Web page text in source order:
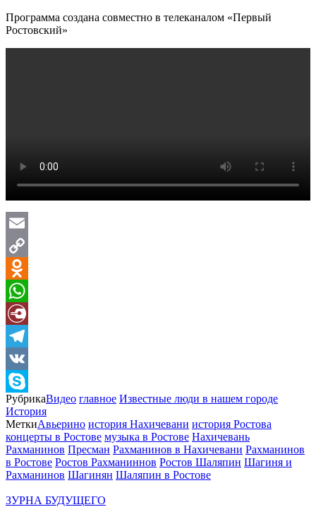
Программа создана совместно в телеканалом «Первый
Ростовский»
Email
Copy
Link
Odnoklassniki
WhatsApp
Diary.Ru
Telegram
VK
Skype
РубрикаВидео главное Известные люди в нашем городе
История
МеткиАвьерино история Нахичевани история Ростова
концерты в Ростове музыка в Ростове Нахичевань
Рахманинов Пресман Рахманинов в Нахичевани Рахманинов
в Ростове Ростов Рахманиннов Ростов Шаляпин Шагиня и
Рахманинов Шагинян Шаляпин в Ростове
ЗУРНА БУДУЩЕГО